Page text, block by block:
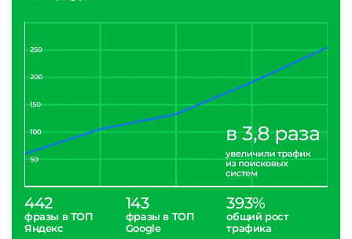
442
фразы в ТОП
Яндекс
143
фразы в ТОП
Google
393%
общий рост
трафика